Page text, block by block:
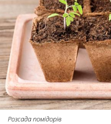
Розсада помідорів